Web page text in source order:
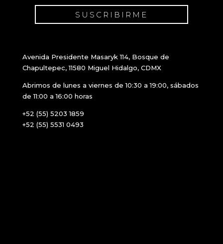
SUSCRIBIRME
Avenida Presidente Masaryk 114, Bosque de
Chapultepec, 11580 Miguel Hidalgo, CDMX
Abrimos de lunes a viernes de 10:30 a 19:00, sábados
de 11:00 a 16:00 horas
+52 (55) 5203 1859
+52 (55) 5531 0493